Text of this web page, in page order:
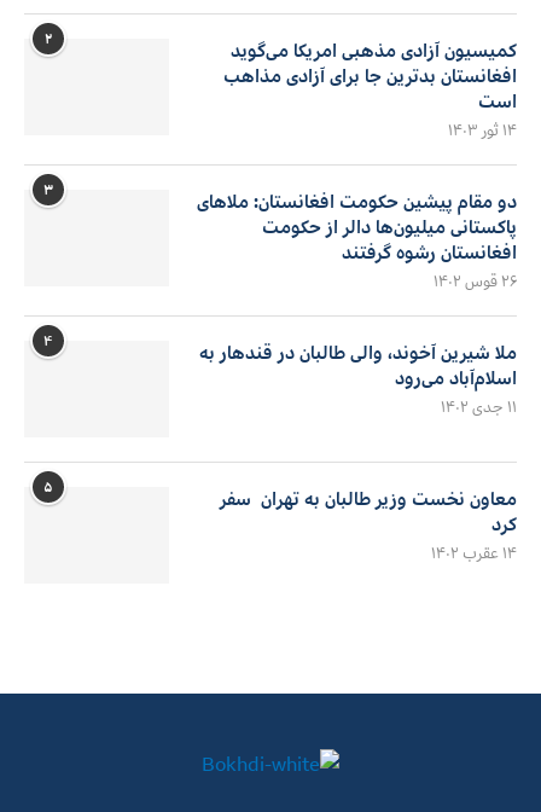
۲
کمیسیون آزادی مذهبی امریکا می‌گوید
افغانستان بدترین جا برای آزادی مذاهب
است
۱۴ ثور ۱۴۰۳
۳
دو مقام پیشین حکومت افغانستان: ملاهای
پاکستانی میلیون‌ها دالر از حکومت
افغانستان رشوه گرفتند
۲۶ قوس ۱۴۰۲
۴
ملا شیرین آخوند، والی طالبان در قندهار به
اسلام‌آباد می‌رود
۱۱ جدی ۱۴۰۲
۵
معاون نخست وزیر طالبان به تهران سفر
کرد
۱۴ عقرب ۱۴۰۲